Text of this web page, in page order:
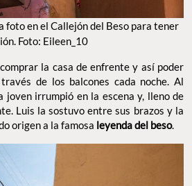
foto en el Callejón del Beso para tener
Foto: Eileen_10
la casa de enfrente y así poder
de los balcones cada noche. Al
joven irrumpió en la escena y, lleno de
Luis la sostuvo entre sus brazos y la
origen a la famosa leyenda del beso.